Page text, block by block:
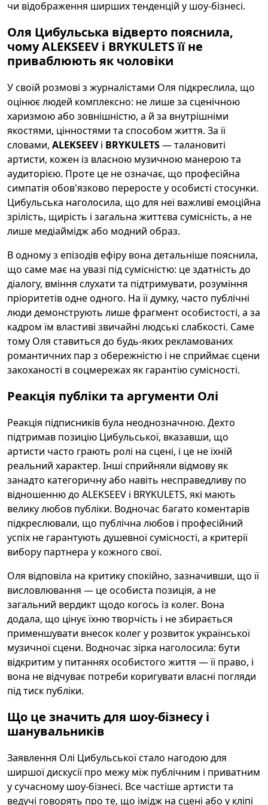
чи відображення ширших тенденцій у шоу-бізнесі.
Оля Цибульська відверто пояснила,
чому ALEKSEEV і BRYKULETS її не
приваблюють як чоловіки
У своїй розмові з журналістами Оля підкреслила, що
оцінює людей комплексно: не лише за сценічною
харизмою або зовнішністю, а й за внутрішніми
якостями, цінностями та способом життя. За її
словами, ALEKSEEVі BRYKULETS— талановиті
артисти, кожен із власною музичною манерою та
аудиторією. Проте це не означає, що професійна
симпатія обов'язково переросте у особисті стосунки.
Цибульська наголосила, що для неї важливі емоційна
зрілість, щирість і загальна життєва сумісність, а не
лише медіаймідж або модний образ.
В одному з епізодів ефіру вона детальніше пояснила,
що саме має на увазі під сумісністю: це здатність до
діалогу, вміння слухати та підтримувати, розуміння
пріоритетів одне одного. На її думку, часто публічні
люди демонструють лише фрагмент особистості, а за
кадром їм властиві звичайні людські слабкості. Саме
тому Оля ставиться до будь-яких рекламованих
романтичних пар з обережністю і не сприймає сцени
закоханості в соцмережах як гарантію сумісності.
Реакція публіки та аргументи Олі
Реакція підписників була неоднозначною. Дехто
підтримав позицію Цибульської, вказавши, що
артисти часто грають ролі на сцені, і це не їхній
реальний характер. Інші сприйняли відмову як
занадто категоричну або навіть несправедливу по
відношенню до ALEKSEEV і BRYKULETS, які мають
велику любов публіки. Водночас багато коментарів
підкреслювали, що публічна любов і професійний
успіх не гарантують душевної сумісності, а критерії
вибору партнера у кожного свої.
Оля відповіла на критику спокійно, зазначивши, що її
висловлювання — це особиста позиція, а не
загальний вердикт щодо когось із колег. Вона
додала, що цінує їхню творчість і не збирається
применшувати внесок колег у розвиток української
музичної сцени. Водночас зірка наголосила: бути
відкритим у питаннях особистого життя — її право, і
вона не відчуває потреби коригувати власні погляди
під тиск публіки.
Що це значить для шоу-бізнесу і
шанувальників
Заявлення Олі Цибульської стало нагодою для
ширшої дискусії про межу між публічним і приватним
у сучасному шоу-бізнесі. Все частіше артисти та
ведучі говорять про те, що імідж на сцені або у кліпі